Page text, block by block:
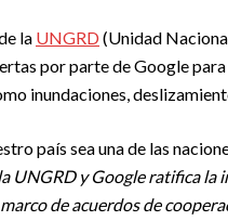
la UNGRD(Unidad
por parte de Google
inundaciones,
país sea una de las
UNGRD y Google ratifica la
de acuerdos de